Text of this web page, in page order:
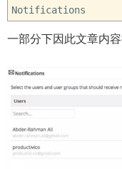
Notifications
一部分下因此文章内